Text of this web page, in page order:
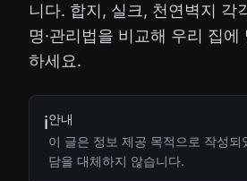
니다. 합지, 실크, 천연벽지 각
명·관리법을 비교해 우리 집에
하세요.
ℹ️안내
이 글은 정보 제공 목적으로 작성되
담을 대체하지 않습니다.